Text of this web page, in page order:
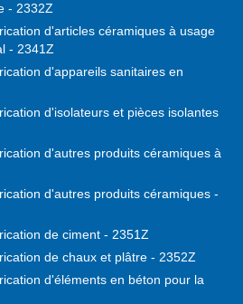
- 2332Z
d'articles céramiques à usage
- 2341Z
d'appareils sanitaires en
d'isolateurs et pièces isolantes
d'autres produits céramiques à
d'autres produits céramiques -
de ciment - 2351Z
de chaux et plâtre - 2352Z
d'éléments en béton pour la